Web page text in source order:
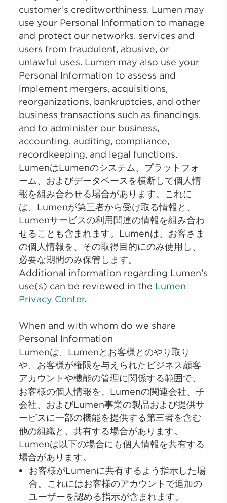
customer’s creditworthiness. Lumen may
use your Personal Information to manage
and protect our networks, services and
users from fraudulent, abusive, or
unlawful uses. Lumen may also use your
Personal Information to assess and
implement mergers, acquisitions,
reorganizations, bankruptcies, and other
business transactions such as financings,
and to administer our business,
accounting, auditing, compliance,
recordkeeping, and legal functions.
LumenはLumenのシステム、プラットフォ
ーム、およびデータベースを横断して個人情
報を組み合わせる場合があります。これに
は、Lumenが第三者から受け取る情報と、
Lumenサービスの利用関連の情報を組み合わ
せることも含まれます。Lumenは、お客さま
の個人情報を、その取得目的にのみ使用し、
必要な期間のみ保管します。
Additional information regarding Lumen’s
use(s) can be reviewed in the Lumen
Privacy Center.
When and with whom do we share
Personal Information
Lumenは、Lumenとお客様とのやり取り
や、お客様が権限を与えられたビジネス顧客
アカウントや機能の管理に関係する範囲で、
お客様の個人情報を、Lumenの関連会社、子
会社、およびLumen事業の製品および提供サ
ービスに一部の機能を提供する第三者を含む
他の組織と、共有する場合があります。
Lumenは以下の場合にも個人情報を共有する
場合があります。
お客様がLumenに共有するよう指示した場
合。これにはお客様のアカウントで追加の
ユーザーを認める指示が含まれます。